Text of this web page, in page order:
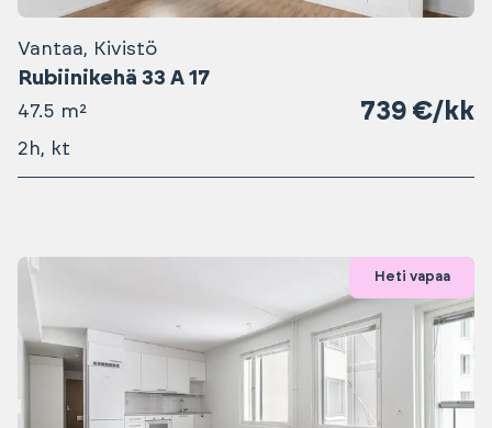
Vantaa, Kivistö
Rubiinikehä 33 A 17
47.5 m² 739 €/kk
2h, kt
Heti vapaa